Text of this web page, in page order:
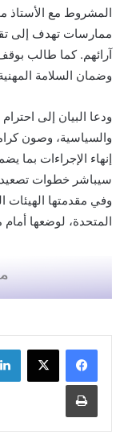
المشروط مع الأستاذ
ممارسات تهدف إلى
آرائهم. كما طالب
وضمان السلامة
ودعا البيان إلى
والسياسية، وصون
إنهاء الإجراءات بما
سيباشر خطوات
وفي مقدمتها الهيئات
المتحدة، لوضعها أمام
طباعة